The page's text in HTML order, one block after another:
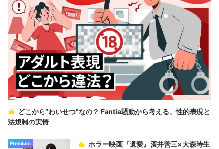
どこから“わいせつ”なの？ Fantia騒動から考える、性的表現と
法規制の実情
Premium
ホラー映画『遺愛』酒井善三×大森時生